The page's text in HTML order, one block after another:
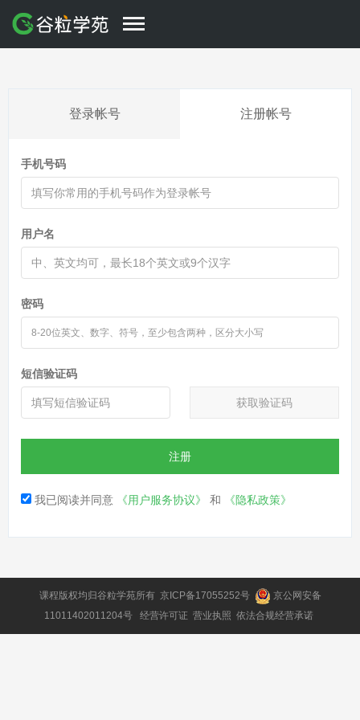
登录帐号 注册帐号
手机号码
用户名
密码
短信验证码
获取验证码
注册
我已阅读并同意 《用户服务协议》 和 《隐私政策》
课程版权均归谷粒学苑所有 京ICP备17055252号
京公网安备
11011402011204号
经营许可证 营业执照 依法合规经营承诺